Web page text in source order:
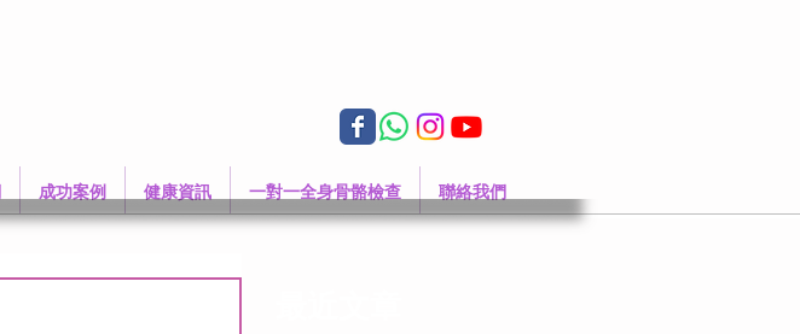
成功案例 健康資訊 一對一全身骨骼檢查 聯絡我們